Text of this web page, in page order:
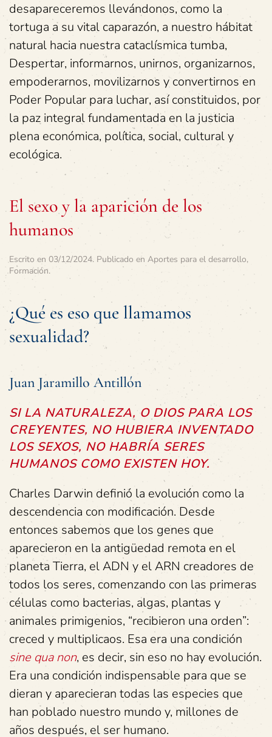
desapareceremos llevándonos, como la
tortuga a su vital caparazón, a nuestro hábitat
natural hacia nuestra cataclísmica tumba,
Despertar, informarnos, unirnos, organizarnos,
empoderarnos, movilizarnos y convertirnos en
Poder Popular para luchar, así constituidos, por
la paz integral fundamentada en la justicia
plena económica, política, social, cultural y
ecológica.
El sexo y la aparición de los
humanos
Escrito en 03/12/2024. Publicado en Aportes para el desarrollo,
Formación.
¿Qué es eso que llamamos
sexualidad?
Juan Jaramillo Antillón
SI LA NATURALEZA, O DIOS PARA LOS
CREYENTES, NO HUBIERA INVENTADO
LOS SEXOS, NO HABRÍA SERES
HUMANOS COMO EXISTEN HOY.
Charles Darwin definió la evolución como la
descendencia con modificación. Desde
entonces sabemos que los genes que
aparecieron en la antigüedad remota en el
planeta Tierra, el ADN y el ARN creadores de
todos los seres, comenzando con las primeras
células como bacterias, algas, plantas y
animales primigenios, “recibieron una orden”:
creced y multiplicaos. Esa era una condición
sine qua non, es decir, sin eso no hay evolución.
Era una condición indispensable para que se
dieran y aparecieran todas las especies que
han poblado nuestro mundo y, millones de
años después, el ser humano.